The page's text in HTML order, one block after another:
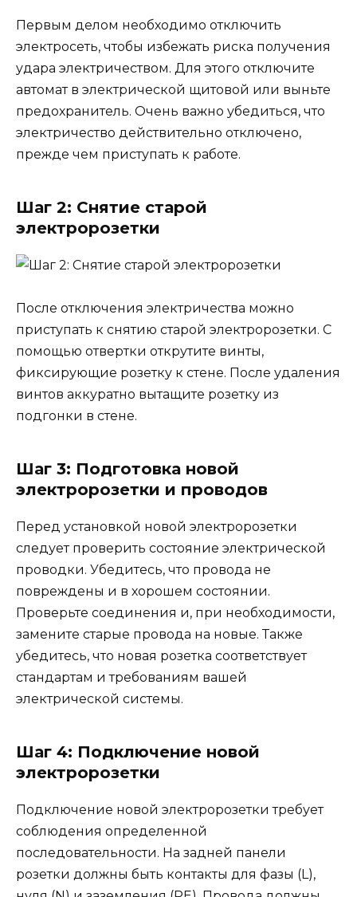
Первым делом необходимо отключить
электросеть, чтобы избежать риска получения
удара электричеством. Для этого отключите
автомат в электрической щитовой или выньте
предохранитель. Очень важно убедиться, что
электричество действительно отключено,
прежде чем приступать к работе.
Шаг 2: Снятие старой
электророзетки
После отключения электричества можно
приступать к снятию старой электророзетки. С
помощью отвертки открутите винты,
фиксирующие розетку к стене. После удаления
винтов аккуратно вытащите розетку из
подгонки в стене.
Шаг 3: Подготовка новой
электророзетки и проводов
Перед установкой новой электророзетки
следует проверить состояние электрической
проводки. Убедитесь, что провода не
повреждены и в хорошем состоянии.
Проверьте соединения и, при необходимости,
замените старые провода на новые. Также
убедитесь, что новая розетка соответствует
стандартам и требованиям вашей
электрической системы.
Шаг 4: Подключение новой
электророзетки
Подключение новой электророзетки требует
соблюдения определенной
последовательности. На задней панели
розетки должны быть контакты для фазы (L),